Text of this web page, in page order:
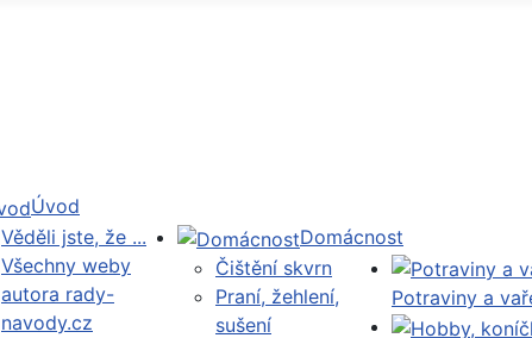
Úvod
Věděli jste, že ...
Všechny weby
autora rady-
navody.cz
Domácnost
Čištění skvrn
Praní, žehlení,
sušení
Potraviny a